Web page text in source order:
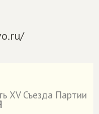
XV Съезда Партии